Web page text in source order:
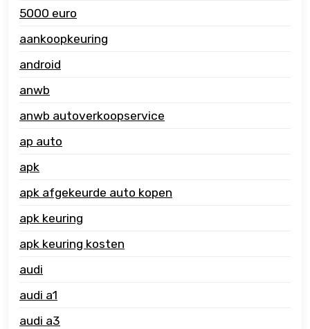
5000 euro
aankoopkeuring
android
anwb
anwb autoverkoopservice
ap auto
apk
apk afgekeurde auto kopen
apk keuring
apk keuring kosten
audi
audi a1
audi a3